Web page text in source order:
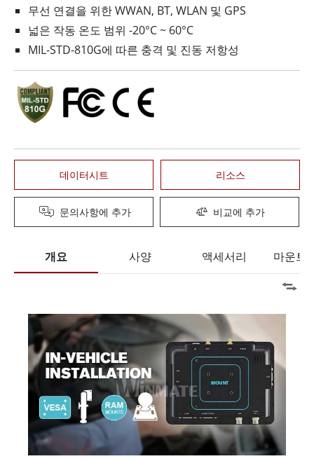
무선 연결을 위한 WWAN, BT, WLAN 및 GPS
넓은 작동 온도 범위 -20°C ~ 60°C
MIL-STD-810G에 따른 충격 및 진동 저항성
데이터시트 리소스
문의사항에 추가 비교에 추가
개요 사양 액세서리 마운트